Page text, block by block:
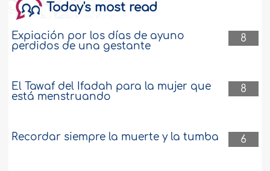
Today's most read
8
Expiación por los días de ayuno
perdidos de una gestante
8
El Tawaf del Ifadah para la mujer que
está menstruando
6
Recordar siempre la muerte y la tumba